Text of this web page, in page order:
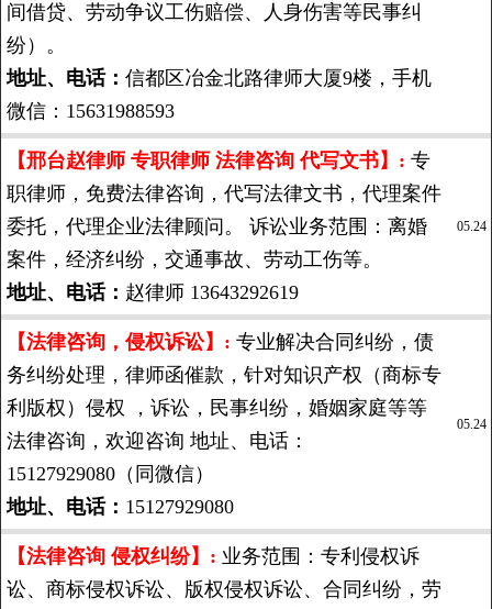
间借贷、劳动争议工伤赔偿、人身伤害等民事纠
纷）。
地址、电话： 信都区冶金北路律师大厦9楼，手机
微信：15631988593
【邢台赵律师 专职律师 法律咨询 代写文书】: 专
职律师，免费法律咨询，代写法律文书，代理案件
委托，代理企业法律顾问。 诉讼业务范围：离婚
案件，经济纠纷，交通事故、劳动工伤等。
地址、电话： 赵律师 13643292619
05.24
【法律咨询，侵权诉讼】: 专业解决合同纠纷，债
务纠纷处理，律师函催款，针对知识产权（商标专
利版权）侵权 ，诉讼，民事纠纷，婚姻家庭等等
法律咨询，欢迎咨询 地址、电话：
15127929080（同微信）
地址、电话： 15127929080
05.24
【法律咨询 侵权纠纷】: 业务范围：专利侵权诉
讼、商标侵权诉讼、版权侵权诉讼、合同纠纷，劳